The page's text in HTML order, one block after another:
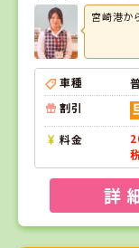
宮崎港か
車種
割引
料金
詳